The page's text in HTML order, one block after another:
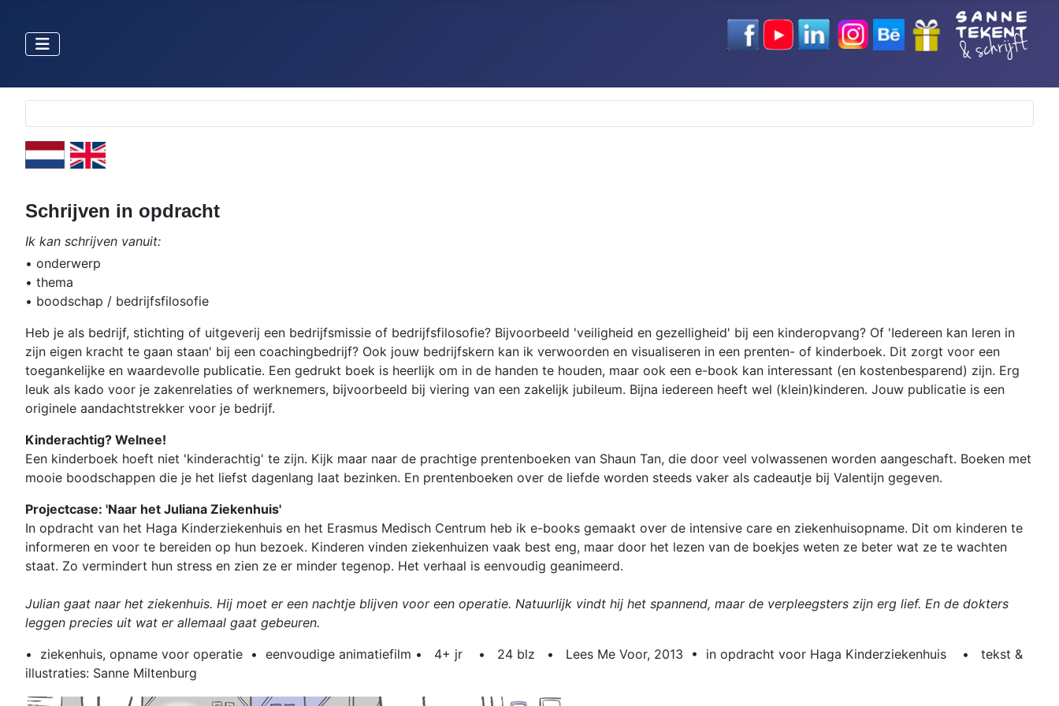
Selecteer de taal
Schrijven in opdracht
Ik kan schrijven vanuit:
• onderwerp
• thema
• boodschap / bedrijfsfilosofie
Heb je als bedrijf, stichting of uitgeverij een bedrijfsmissie of bedrijfsfilosofie? Bijvoorbeeld 'veiligheid en gezelligheid' bij een kinderopvang? Of 'Iedereen kan leren in
zijn eigen kracht te gaan staan' bij een coachingbedrijf? Ook jouw bedrijfskern kan ik verwoorden en visualiseren in een prenten- of kinderboek. Dit zorgt voor een
toegankelijke en waardevolle publicatie. Een gedrukt boek is heerlijk om in de handen te houden, maar ook een e-book kan interessant (en kostenbesparend) zijn. Erg
leuk als kado voor je zakenrelaties of werknemers, bijvoorbeeld bij viering van een zakelijk jubileum. Bijna iedereen heeft wel (klein)kinderen. Jouw publicatie is een
originele aandachtstrekker voor je bedrijf.
Kinderachtig? Welnee!
Een kinderboek hoeft niet 'kinderachtig' te zijn. Kijk maar naar de prachtige prentenboeken van Shaun Tan, die door veel volwassenen worden aangeschaft. Boeken met
mooie boodschappen die je het liefst dagenlang laat bezinken. En prentenboeken over de liefde worden steeds vaker als cadeautje bij Valentijn gegeven.
Projectcase: 'Naar het Juliana Ziekenhuis'
In opdracht van het Haga Kinderziekenhuis en het Erasmus Medisch Centrum heb ik e-books gemaakt over de intensive care en ziekenhuisopname. Dit om kinderen te
informeren en voor te bereiden op hun bezoek. Kinderen vinden ziekenhuizen vaak best eng, maar door het lezen van de boekjes weten ze beter wat ze te wachten
staat. Zo vermindert hun stress en zien ze er minder tegenop. Het verhaal is eenvoudig geanimeerd.
Julian gaat naar het ziekenhuis. Hij moet er een nachtje blijven voor een operatie. Natuurlijk vindt hij het spannend, maar de verpleegsters zijn erg lief. En de dokters
leggen precies uit wat er allemaal gaat gebeuren.
• ziekenhuis, opname voor operatie • eenvoudige animatiefilm • 4+ jr • 24 blz • Lees Me Voor, 2013 • in opdracht voor Haga Kinderziekenhuis • tekst &
illustraties: Sanne Miltenburg